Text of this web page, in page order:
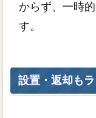
からず、一時
す。
設置・返却も